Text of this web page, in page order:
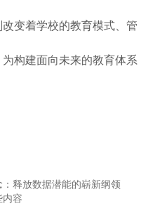
变着学校的教育模式、管
构建面向未来的教育体系
释放数据潜能的崭新纲领
容